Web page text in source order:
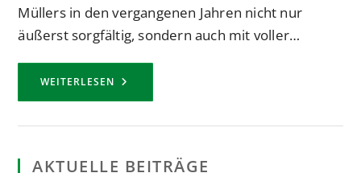
Müllers in den vergangenen Jahren nicht nur
äußerst sorgfältig, sondern auch mit voller…
WEITERLESEN DOMINIK
–
JUNGSCHÜTZENMEISTER
AKTUELLE BEITRÄGE